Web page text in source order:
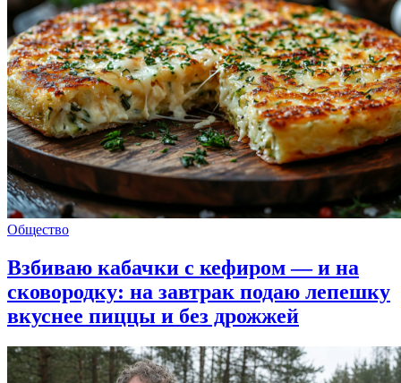
Общество
Взбиваю кабачки с кефиром — и на
сковородку: на завтрак подаю лепешку
вкуснее пиццы и без дрожжей